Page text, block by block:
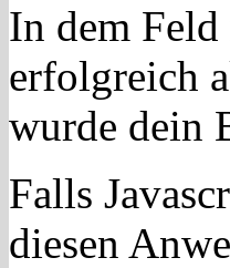
In dem Feld
erfolgreich
wurde dein
Falls
diesen